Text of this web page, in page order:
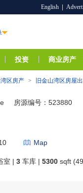
English
投资 商业房产
湾区房产 > 旧金山湾区房屋
房源编号：523880
Map
室 | 3 车库 | 5300 sqft